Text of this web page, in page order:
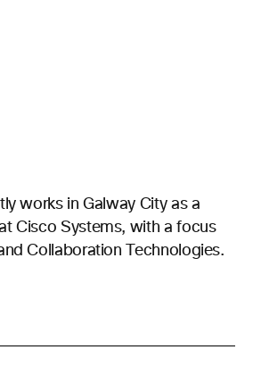
works in Galway City as a
Cisco Systems, with a focus
Collaboration Technologies.